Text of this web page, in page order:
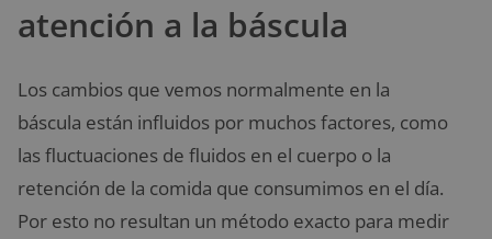
atención a la báscula
Los cambios que vemos normalmente en la
báscula están influidos por muchos factores, como
las fluctuaciones de fluidos en el cuerpo o la
retención de la comida que consumimos en el día.
Por esto no resultan un método exacto para medir